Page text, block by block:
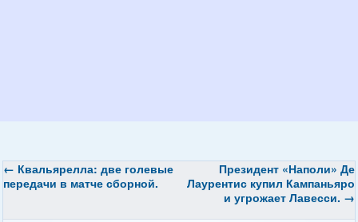
← Квальярелла: две голевые
передачи в матче сборной.
Президент «Наполи» Де
Лаурентис купил Кампаньяро
и угрожает Лавесси. →